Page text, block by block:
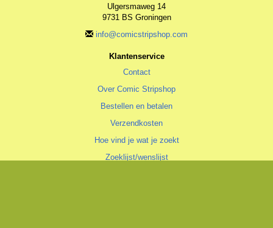
Ulgersmaweg 14
9731 BS Groningen
info@comicstripshop.com
Klantenservice
Contact
Over Comic Stripshop
Bestellen en betalen
Verzendkosten
Hoe vind je wat je zoekt
Zoeklijst/wenslijst